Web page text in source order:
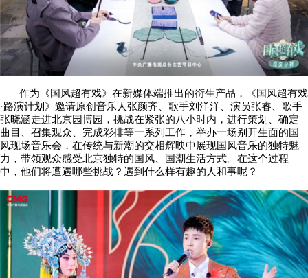
作为《国风超有戏》在新媒体端推出的衍生产品，《国风超有戏
·路演计划》邀请原创音乐人张颜齐、歌手刘洋洋、演员张睿、歌手
张晓涵走进北京园博园，挑战在紧张的八小时内，进行策划、确定
曲目、召集观众、完成彩排等一系列工作，举办一场别开生面的国
风现场音乐会，在传统与新潮的交相辉映中展现国风音乐的独特魅
力，带领观众感受北京独特的国风、国潮生活方式。在这个过程
中，他们将遭遇哪些挑战？遇到什么样有趣的人和事呢？